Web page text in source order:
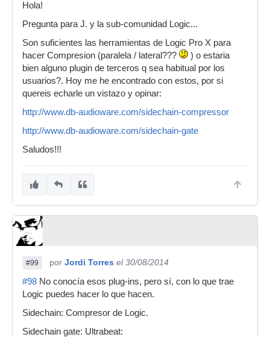
Hola!
Pregunta para J. y la sub-comunidad Logic...
Son suficientes las herramientas de Logic Pro X para
hacer Compresion (paralela / lateral???
) o estaria
bien alguno plugin de terceros q sea habitual por los
usuarios?. Hoy me he encontrado con estos, por si
quereis echarle un vistazo y opinar:
http://www.db-audioware.com/sidechain-compressor
http://www.db-audioware.com/sidechain-gate
Saludos!!!
#99 por Jordi Torres el 30/08/2014
#98 No conocía esos plug-ins, pero sí, con lo que trae
Logic puedes hacer lo que hacen.
Sidechain: Compresor de Logic.
Sidechain gate: Ultrabeat: